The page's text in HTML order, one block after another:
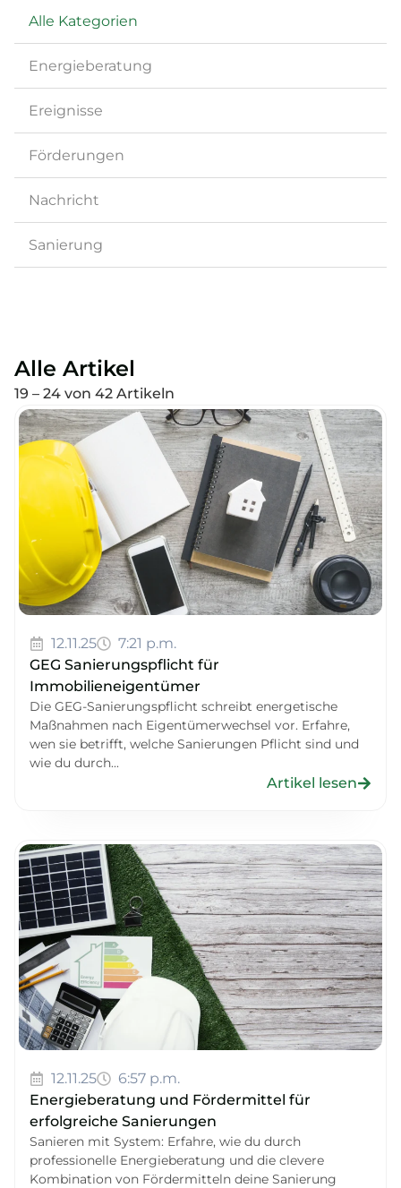
Energieberatung
Ereignisse
Förderungen
Nachricht
Sanierung
Alle Kategorien
Alle Artikel
19 – 24 von 42 Artikeln
12.11.25
7:21 p.m.
GEG Sanierungspflicht für
Immobilieneigentümer
Die GEG-Sanierungspflicht schreibt energetische
Maßnahmen nach Eigentümerwechsel vor. Erfahre,
wen sie betrifft, welche Sanierungen Pflicht sind und
wie du durch...
Artikel lesen
12.11.25
6:57 p.m.
Energieberatung und Fördermittel für
erfolgreiche Sanierungen
Sanieren mit System: Erfahre, wie du durch
professionelle Energieberatung und die clevere
Kombination von Fördermitteln deine Sanierung